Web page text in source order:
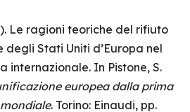
Le ragioni teoriche del rifiuto
degli Stati Uniti d’Europa nel
internazionale. In Pistone, S.
europea dalla prima
. Torino: Einaudi, pp.